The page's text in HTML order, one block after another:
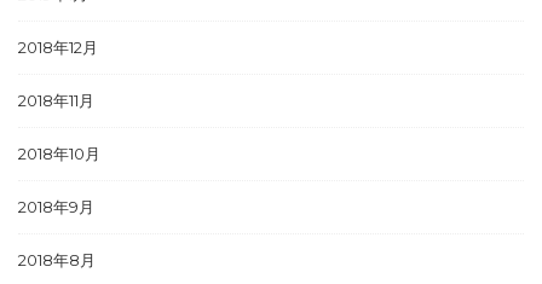
2018年12月
2018年11月
2018年10月
2018年9月
2018年8月